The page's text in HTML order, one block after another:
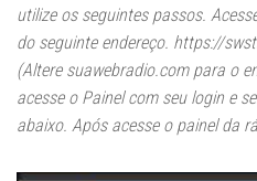
utilize os seguintes passos.
do seguinte endereço. https://
(Altere suawebradio.com para o
acesse o Painel com seu login e
abaixo. Após acesse o painel da